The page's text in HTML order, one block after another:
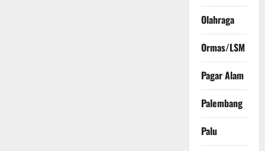
Olahraga
Ormas/LSM
Pagar Alam
Palembang
Palu